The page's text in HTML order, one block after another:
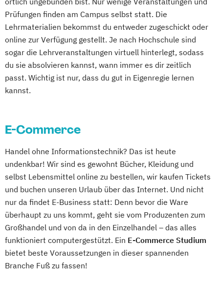
Prüfungen finden am Campus selbst statt. Die
Lehrmaterialien bekommst du entweder zugeschickt oder
online zur Verfügung gestellt. Je nach Hochschule sind
sogar die Lehrveranstaltungen virtuell hinterlegt, sodass
du sie absolvieren kannst, wann immer es dir zeitlich
passt. Wichtig ist nur, dass du gut in Eigenregie lernen
kannst.
E-Commerce
Handel ohne Informationstechnik? Das ist heute
undenkbar! Wir sind es gewohnt Bücher, Kleidung und
selbst Lebensmittel online zu bestellen, wir kaufen Tickets
und buchen unseren Urlaub über das Internet. Und nicht
nur da findet E-Business statt: Denn bevor die Ware
überhaupt zu uns kommt, geht sie vom Produzenten zum
Großhandel und von da in den Einzelhandel – das alles
funktioniert computergestützt. Ein E-Commerce Studium
bietet beste Voraussetzungen in dieser spannenden
Branche Fuß zu fassen!